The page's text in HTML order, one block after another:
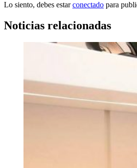
Lo siento, debes estarconectado para
Noticias relacionadas